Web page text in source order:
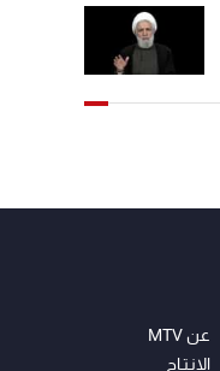
عن MTV
الإنـتـاج